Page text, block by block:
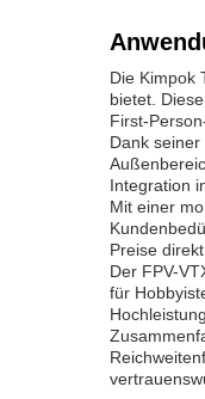
Die Kimpok
bietet.
First-
Dank
Integration
Mit einer
Preise
Der FPV-
für